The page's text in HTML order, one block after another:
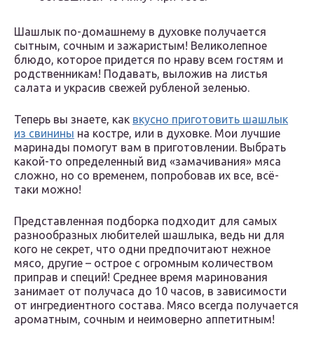
Шашлык по-домашнему в духовке получается
сытным, сочным и зажаристым! Великолепное
блюдо, которое придется по нраву всем гостям и
родственникам! Подавать, выложив на листья
салата и украсив свежей рубленой зеленью.
Теперь вы знаете, как вкусно приготовить шашлык
из свинины на костре, или в духовке. Мои лучшие
маринады помогут вам в приготовлении. Выбрать
какой-то определенный вид «замачивания» мяса
сложно, но со временем, попробовав их все, всё-
таки можно!
Представленная подборка подходит для самых
разнообразных любителей шашлыка, ведь ни для
кого не секрет, что одни предпочитают нежное
мясо, другие – острое с огромным количеством
приправ и специй! Среднее время маринования
занимает от получаса до 10 часов, в зависимости
от ингредиентного состава. Мясо всегда получается
ароматным, сочным и неимоверно аппетитным!